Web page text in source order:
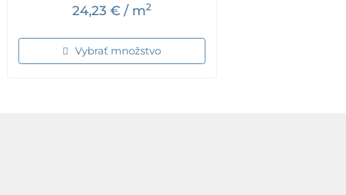
24,23 € / m2
Vybrať množstvo